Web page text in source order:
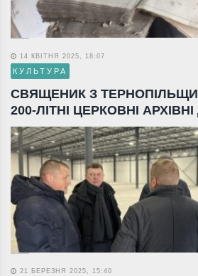
14 КВІТНЯ 2025, 18:07
КУЛЬТУРА
СВЯЩЕНИК З
200-ЛІТНІ ЦЕРКОВНІ
21 БЕРЕЗНЯ 2025, 15:40